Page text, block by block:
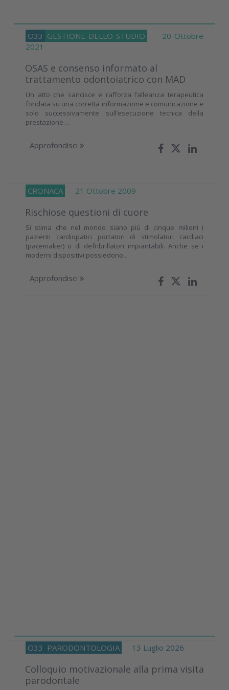
O33 GESTIONE-DELLO-STUDIO
20 Ottobre
2021
OSAS e consenso informato al
trattamento odontoiatrico con MAD
Un atto che sancisce e rafforza l’alleanza terapeutica
fondata su una corretta informazione e comunicazione e
solo successivamente sull’esecuzione tecnica della
prestazione ...
Approfondisci
CRONACA 21 Ottobre 2009
Rischiose questioni di cuore
Si stima che nel mondo siano più di cinque milioni i
pazienti cardiopatici portatori di stimolatori cardiaci
(pacemaker) o di defribrillatori impiantabili. Anche se i
moderni dispositivi possiedono...
Approfondisci
O33 PARODONTOLOGIA 13 Luglio 2026
Colloquio motivazionale alla prima visita
parodontale